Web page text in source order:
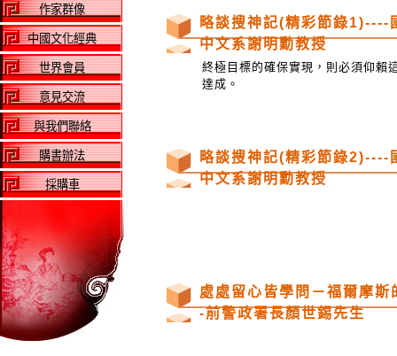
作家群像
中國文化經典
世界會員
意見交流
與我們聯絡
購書辦法
採購車
略談搜神記(精彩節錄1)----
中文系謝明勳教授
終極目標的確保實現，則必須仰賴
達成。
略談搜神記(精彩節錄2)----
中文系謝明勳教授
處處留心皆學問－福爾摩
-前警政署長顏世錫先生